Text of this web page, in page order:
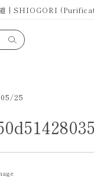
道 | SHIOGORI
25